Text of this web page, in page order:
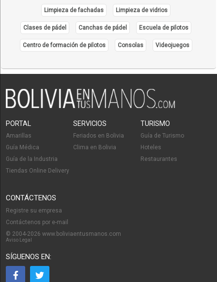
Limpieza de fachadas Limpieza de vidrios
Clases de pádel Canchas de pádel Escuela de pilotos
Centro de formación de pilotos Consolas Videojuegos
PORTAL
Amarillas
Guía Médica
Guía de la Industria
Tiendas Online Delivery
SERVICIOS
Feriados en Bolivia
Clima en Bolivia
TURISMO
Guía de Turismo
Hoteles
Restaurantes
CONTÁCTENOS
Registre su empresa
Contáctenos por e-mail
© 2004-2026 www.boliviaentusmanos.com
Aviso Legal
SÍGUENOS EN: